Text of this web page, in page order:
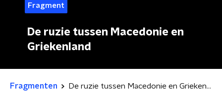
Fragment
De ruzie tussen Macedonie en
Griekenland
Fragmenten De ruzie tussen Macedonie en Griekenland